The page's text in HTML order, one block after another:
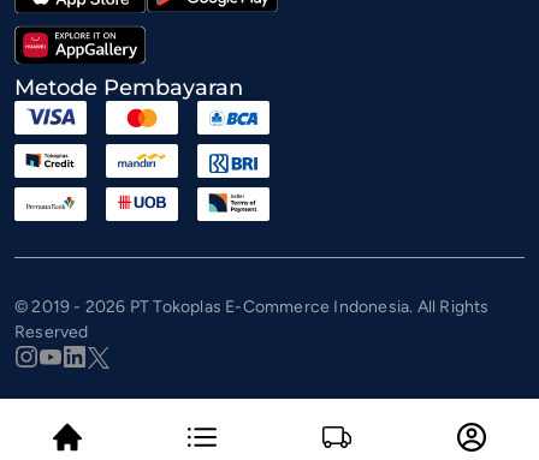
Metode Pembayaran
© 2019 - 2026 PT Tokoplas E-Commerce Indonesia. All Rights
Reserved